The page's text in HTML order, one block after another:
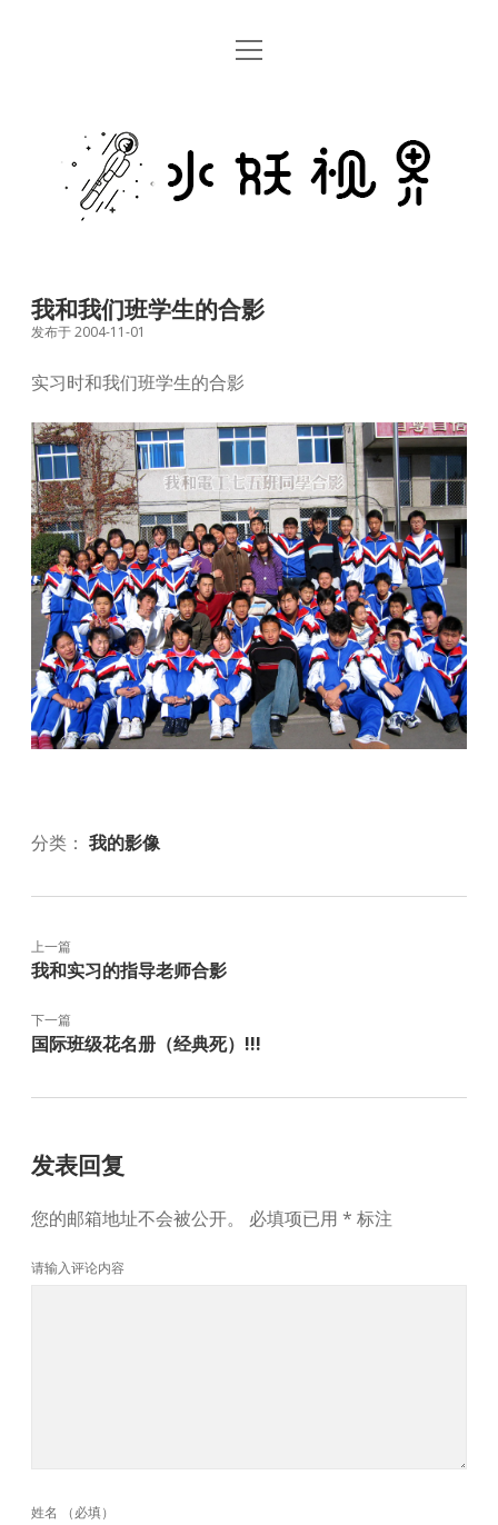
首页
关于
open
妖
视
我和我们班学生的合影
发布于 2004-11-01
实习时和我们班学生的合影
分类： 我的影像
上一篇
我和实习的指导老师合影
下一篇
国际班级花名册（经典死）!!!
发表回复
您的邮箱地址不会被公开。 必填项已用 * 标注
请输入评论内容
姓名 （必填）